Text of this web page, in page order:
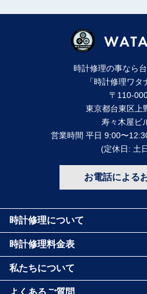
時計修理の事なら
「時計修理ワタ
〒110-
東京都台東区上
寿々⽊屋ビ
営業時間 平⽇ 9:00〜
(定休⽇: ⼟
お電話による
時計修理について
時計修理料金表
私たちについて
よくあるご質問